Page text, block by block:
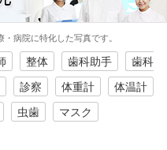
病院に特化した写真です。
整体 歯科助手
歯科
診察 体重計
体温計
虫歯 マスク